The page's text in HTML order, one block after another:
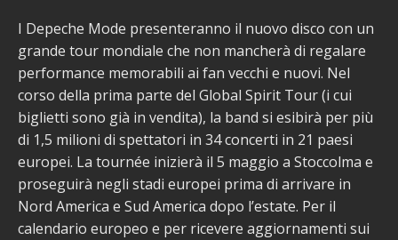
I Depeche Mode presenteranno il nuovo disco con un
grande tour mondiale che non mancherà di regalare
performance memorabili ai fan vecchi e nuovi. Nel
corso della prima parte del Global Spirit Tour (i cui
biglietti sono già in vendita), la band si esibirà per più
di 1,5 milioni di spettatori in 34 concerti in 21 paesi
europei. La tournée inizierà il 5 maggio a Stoccolma e
proseguirà negli stadi europei prima di arrivare in
Nord America e Sud America dopo l’estate. Per il
calendario europeo e per ricevere aggiornamenti sui